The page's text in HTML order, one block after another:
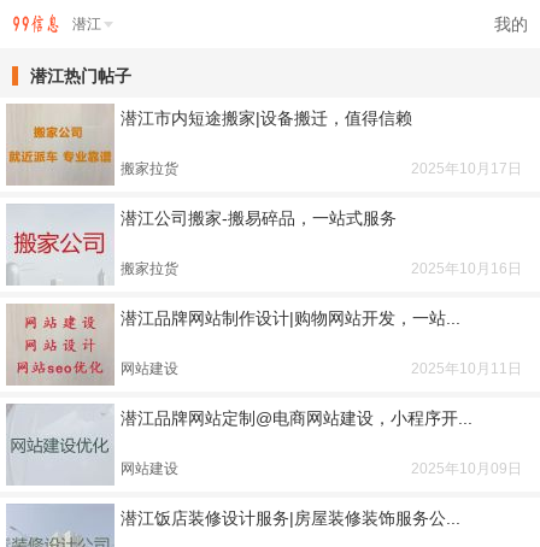
我的
潜江
潜江热门帖子
潜江市内短途搬家|设备搬迁，值得信赖
搬家拉货 2025年10月17日
潜江公司搬家-搬易碎品，一站式服务
搬家拉货 2025年10月16日
潜江品牌网站制作设计|购物网站开发，一站...
网站建设 2025年10月11日
潜江品牌网站定制@电商网站建设，小程序开...
网站建设 2025年10月09日
潜江饭店装修设计服务|房屋装修装饰服务公...